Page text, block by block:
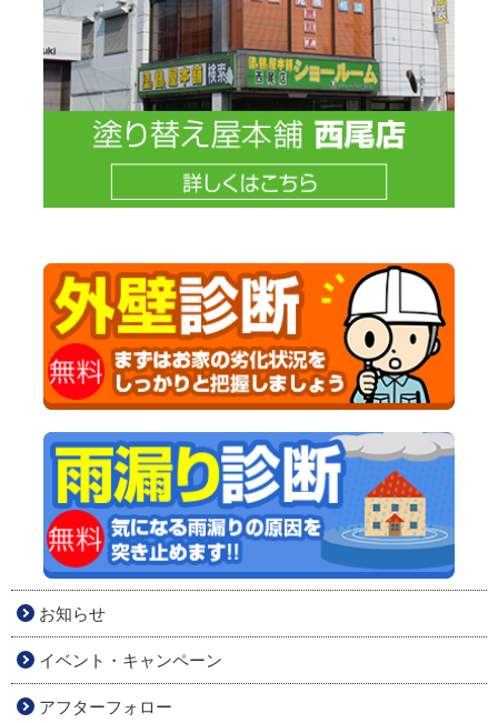
お知らせ
イベント・キャンペーン
アフターフォロー